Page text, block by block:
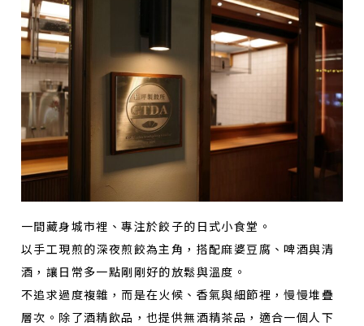
一間藏身城市裡、專注於餃子的日式小食堂。
以手工現煎的深夜煎餃為主角，搭配麻婆豆腐、啤酒與清
酒，讓日常多一點剛剛好的放鬆與溫度。
不追求過度複雜，而是在火候、香氣與細節裡，慢慢堆疊
層次。除了酒精飲品，也提供無酒精茶品，適合一個人下